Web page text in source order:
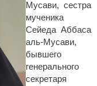
Мусави, сестра
мученика
Сейеда Аббаса
аль-Мусави,
бывшего
генерального
секретаря